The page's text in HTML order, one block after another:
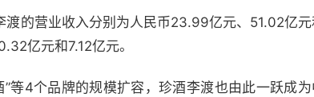
的营业收入分别为人民币23.99亿元、51.02亿元
亿元和7.12亿元。
等4个品牌的规模扩容，珍酒李渡也由此一跃成为